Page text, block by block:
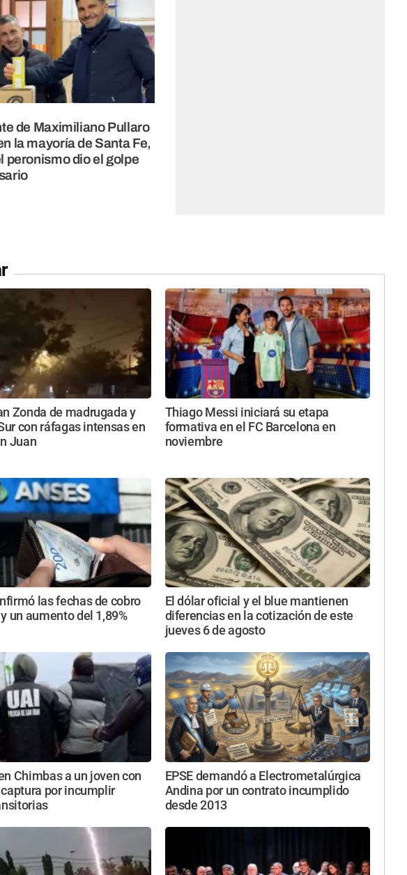
de Maximiliano Pullaro
la mayoría de Santa Fe,
peronismo dio el golpe
Zonda de madrugada y
con ráfagas intensas en
Juan
Thiago Messi iniciará su etapa
formativa en el FC Barcelona en
noviembre
las fechas de cobro
un aumento del 1,89%
El dólar oficial y el blue mantienen
diferencias en la cotización de este
jueves 6 de agosto
Chimbas a un joven con
por incumplir
EPSE demandó a Electrometalúrgica
Andina por un contrato incumplido
desde 2013